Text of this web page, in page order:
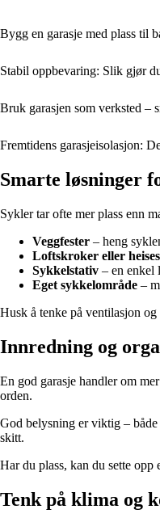
Bygg en garasje med plass til
Stabil oppbevaring: Slik gjør
Bruk garasjen som verksted –
Fremtidens garasjeisolasjon:
Smarte løsninger
Sykler tar ofte mer plass enn
Veggfester – heng
Loftskroker eller
Sykkelstativ – en enkel
Eget sykkelområde –
Husk å tenke på ventilasjon
Innredning og
En god garasje handler om
orden.
God belysning er viktig –
skitt.
Har du plass, kan du sette
Tenk på klima og